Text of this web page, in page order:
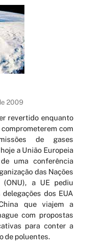
2009
revertido enquanto
com
de gases
a União Europeia
uma conferência
ção das Nações
(ONU), a UE pediu
delegações dos EUA
que viajem a
com propostas
para conter a
de poluentes.